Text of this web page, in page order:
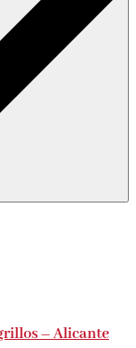
– Alicante